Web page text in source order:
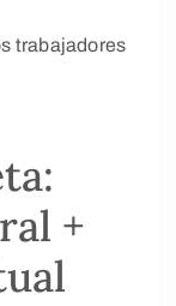
trabajadores
+